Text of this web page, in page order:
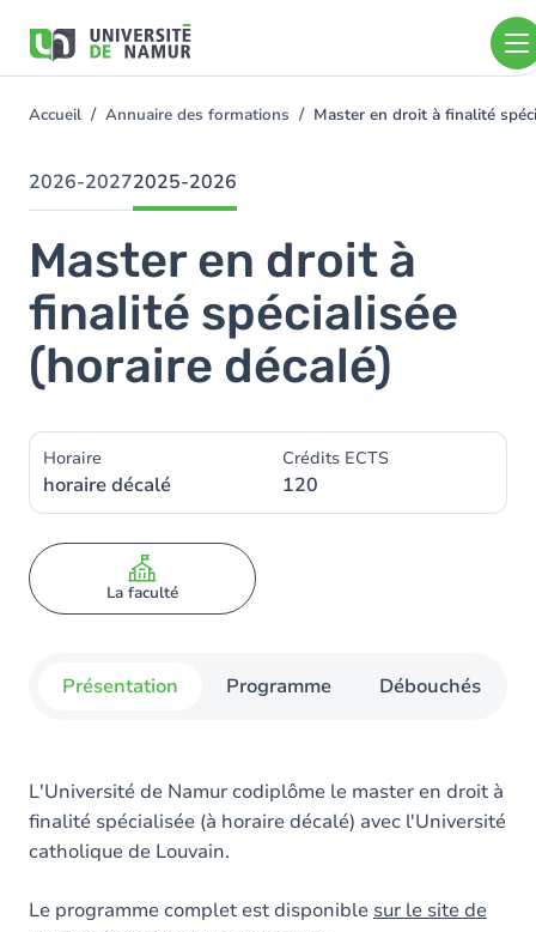
contenu
You
here
Accueil Annuaire des formations Master en droit à finalité
2026-20272025-2026
Master en droit à
finalité spécialisée
(horaire décalé)
Horaire
horaire décalé
Crédits ECTS
120
La faculté
Présentation Programme Débouchés
L'Université de Namur codiplôme le master en droit à
finalité spécialisée (à horaire décalé) avec l'Université
catholique de Louvain.
Le programme complet est disponible sur le site de